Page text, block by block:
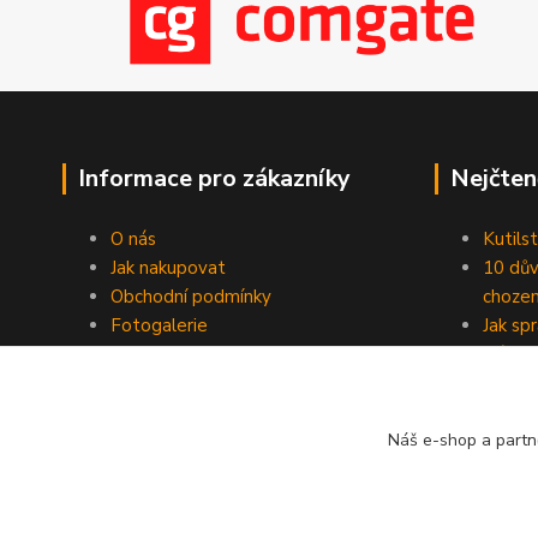
Informace pro zákazníky
O nás
Jak nakupovat
Obchodní podmínky
Fotogalerie
Kontakty
10
Jak
Náš e-shop a